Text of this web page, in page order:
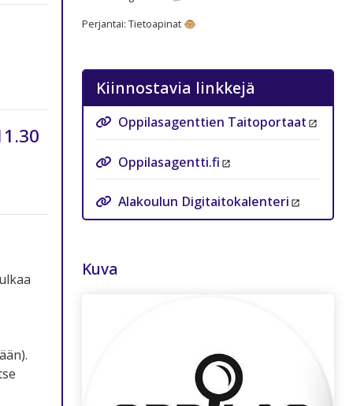
Perjantai: Tietoapinat 🐵
Kiinnostavia linkkejä
Oppilasagenttien Taitoportaat
Oppilasagentti.fi
Alakoulun Digitaitokalenteri
Kuva